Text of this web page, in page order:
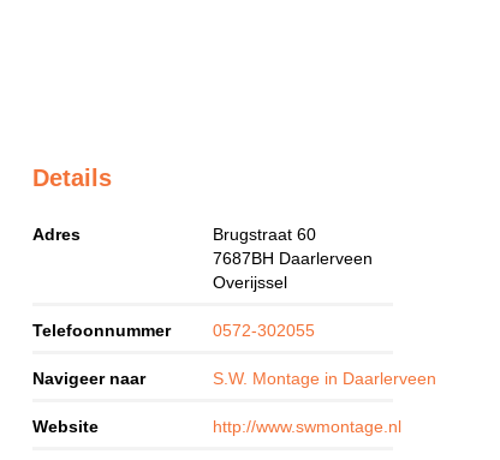
Details
Adres
Brugstraat 60
7687BH Daarlerveen
Overijssel
Telefoonnummer 0572-302055
Navigeer naar S.W. Montage in Daarlerveen
Website http://www.swmontage.nl